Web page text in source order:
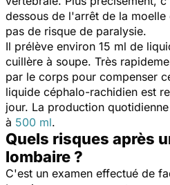
dessous de l'arrêt de la
pas de risque de paralysie.
Il prélève environ 15 ml de
cuillère à soupe. Très
par le corps pour compenser
liquide céphalo-rachidien est
jour. La production
à 500 ml.
Quels risques après
lombaire ?
C'est un examen effectué de